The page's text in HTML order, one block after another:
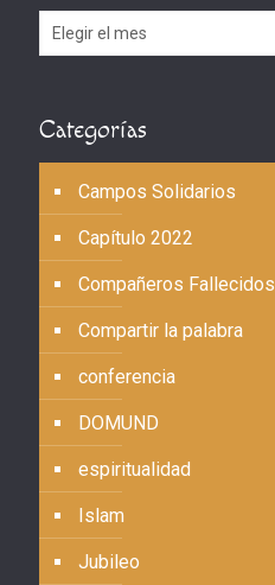
Archivos
Categorías
Campos Solidarios
Capítulo 2022
Compañeros Fallecidos
Compartir la palabra
conferencia
DOMUND
espiritualidad
Islam
Jubileo